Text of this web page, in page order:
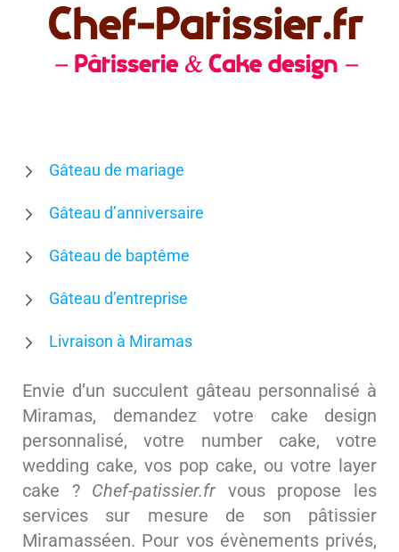
Gâteau de mariage
Gâteau d’anniversaire
Gâteau de baptême
Gâteau d’entreprise
Livraison à Miramas
Envie d’un succulent gâteau personnalisé à
Miramas, demandez votre cake design
personnalisé, votre number cake, votre
wedding cake, vos pop cake, ou votre layer
cake ? Chef-patissier.fr vous propose les
services sur mesure de son pâtissier
Miramasséen. Pour vos évènements privés,